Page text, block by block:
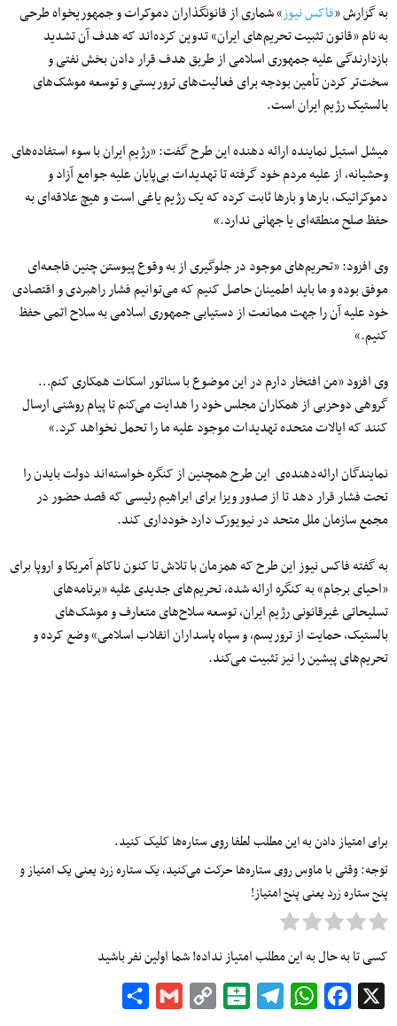
به گزارش «فاکس نیوز» شماری از قانونگذاران دموکرات و جمهوریخواه طرحی
به نام «قانون تثبیت تحریم‌های ایران» تدوین کرده‌اند که هدف آن تشدید
بازدارندگی علیه جمهوری اسلامی از طریق هدف قرار دادن بخش نفتی و
سخت‌تر کردن تأمین بودجه برای فعالیت‌های تروریستی و توسعه موشک‌های
بالستیک رژیم ایران است.
میشل استیل نماینده ارائه دهنده این طرح گفت: «رژیم ایران با سوء استفاده‌های
وحشیانه، از علیه مردم خود گرفته تا تهدیدات بی‌پایان علیه جوامع آزاد و
دموکراتیک، بارها و بارها ثابت کرده که یک رژیم یاغی است و هیچ علاقه‌ای به
حفظ صلح منطقه‌ای یا جهانی ندارد.»
وی افزود: «تحریم‌های موجود در جلوگیری از به وقوع پیوستن چنین فاجعه‌ای
موفق بوده‌ و ما باید اطمینان حاصل کنیم که می‌توانیم فشار راهبردی و اقتصادی
خود علیه آن را جهت ممانعت از دستیابی جمهوری اسلامی به سلاح اتمی حفظ
کنیم.»
وی افزود «من افتخار دارم در این موضوع با سناتور اسکات همکاری کنم…
گروهی دوحزبی از همکاران مجلس خود را هدایت می‌کنم تا پیام روشنی ارسال
کنند که ایالات متحده تهدیدات موجود علیه ما را تحمل نخواهد کرد.»
نمایندگان ارائه‌دهنده‌ی این طرح همچنین از کنگره خواسته‌اند دولت بایدن را
تحت فشار قرار دهد تا از صدور ویزا برای ابراهیم رئیسی که قصد حضور در
مجمع سازمان ملل متحد در نیویورک دارد خودداری کند.
به گفته فاکس نیوز این طرح که همزمان با تلاش تا کنون ناکام آمریکا و اروپا برای
«احیای برجام» به کنگره ارائه شده، تحریم‌های جدیدی علیه «برنامه‌های
تسلیحاتی غیرقانونی رژیم ایران، توسعه سلاح‌های متعارف و موشک‌های
بالستیک، حمایت از تروریسم، و سپاه پاسداران انقلاب اسلامی» وضع کرده و
تحریم‌های پیشین را نیز تثبیت می‌کند.
برای امتیاز دادن به این مطلب لطفا روی ستاره‌ها کلیک کنید.
توجه: وقتی با ماوس روی ستاره‌ها حرکت می‌کنید، یک ستاره زرد یعنی یک امتیاز و
پنج ستاره زرد یعنی پنج امتیاز!
کسی تا به حال به این مطلب امتیاز نداده! شما اولین نفر باشید
Facebook
WhatsApp
Telegram
Balatarin
Copy
Gmail